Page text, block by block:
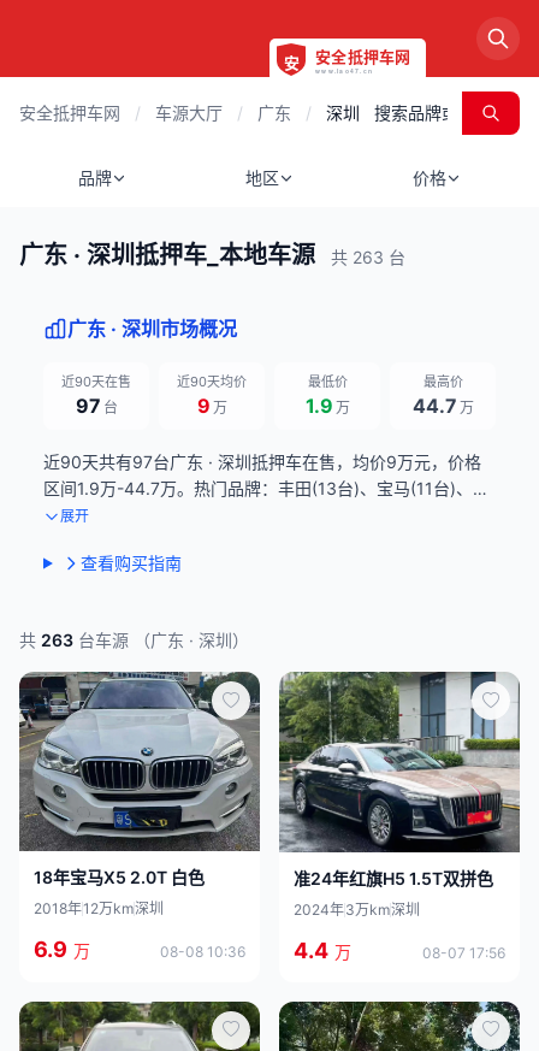
安全抵押车网 / 车源大厅 / 广东 / 深圳
品牌 地区 价格
广东 · 深圳抵押车_本地车源 共 263 台
广东 · 深圳市场概况
近90天在售
97 台
近90天均价
9 万
最低价
1.9 万
最高价
44.7 万
近90天共有97台广东 · 深圳抵押车在售，均价9万元，价格
区间1.9万-44.7万。热门品牌：丰田(13台)、宝马(11台)、奔
驰(8台)。数据来源：近90天滚动统计，每日更新。
展开
查看购买指南
共 263 台车源 （广东 · 深圳）
18年宝马X5 2.0T 白色
2018年12万km深圳
6.9 万 08-08 10:36
准24年红旗H5 1.5T双拼色
2024年3万km深圳
4.4 万 08-07 17:56